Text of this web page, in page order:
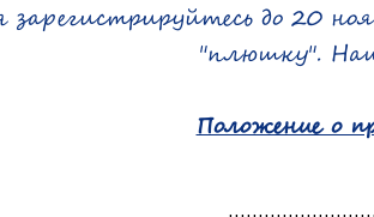
до 20
"плюшку".
Положение о